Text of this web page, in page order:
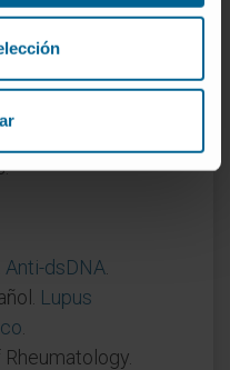
de
precede a los
parámetros
Anti-dsDNA
Lupus